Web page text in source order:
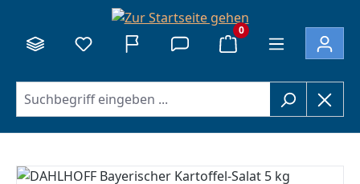
0
Bildergalerie überspringen